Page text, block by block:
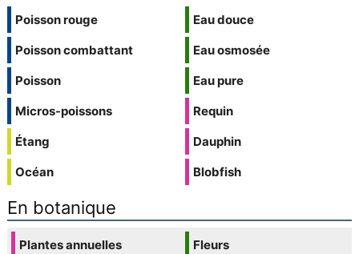
Poisson rouge
Poisson combattant
Poisson
Micros-poissons
Étang
Océan
Eau douce
Eau osmosée
Eau pure
Requin
Dauphin
Blobfish
En botanique
Plantes annuelles
Fleurs